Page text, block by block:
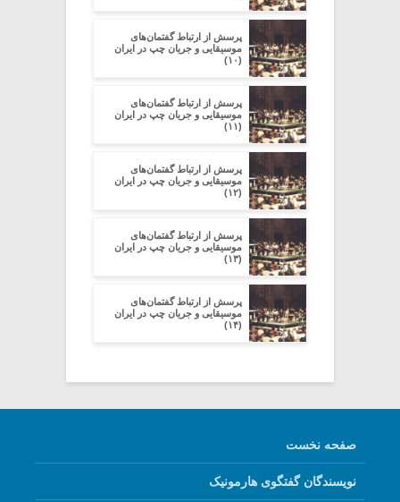
پرسش از ارتباط گفتمان‌های
موسیقایی و جریان چپ در ایران
(۱۰)
پرسش از ارتباط گفتمان‌های
موسیقایی و جریان چپ در ایران
(۱۱)
پرسش از ارتباط گفتمان‌های
موسیقایی و جریان چپ در ایران
(۱۲)
پرسش از ارتباط گفتمان‌های
موسیقایی و جریان چپ در ایران
(۱۳)
پرسش از ارتباط گفتمان‌های
موسیقایی و جریان چپ در ایران
(۱۴)
صفحه نخست
نویسندگان گفتگوی هارمونیک